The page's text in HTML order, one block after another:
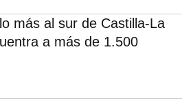
más al sur de Castilla-La
a más de 1.500